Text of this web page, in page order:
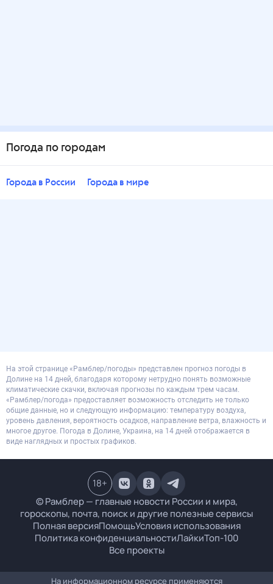
Погода по городам
Города в России Города в мире
На этой странице «Рамблер/погоды» представлен прогноз погоды в
Долине на 14 дней, благодаря которому нетрудно понять возможные
климатические скачки, включая прогнозы по каждым трем часам.
«Рамблер/погода» предоставляет возможность отследить не только
общие данные, но и следующую информацию: температуру воздуха,
уровень давления, вероятность осадков, направление ветра, влажность и
многое другое. Погода в Долине, Украина, на 14 дней отображается в
виде наглядных и простых графиков.
© Рамблер — главные новости России и мира,
гороскопы, почта, поиск и другие полезные сервисы
Полная версияПомощьУсловия использования
Политика конфиденциальностиЛайкиТоп-100
Все проекты
18+
На информационном ресурсе применяются